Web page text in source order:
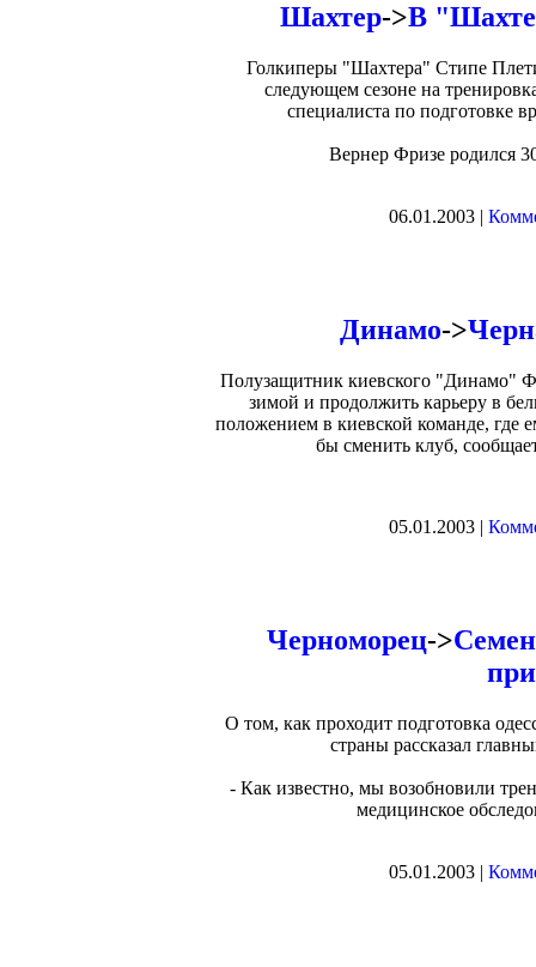
Шахтер->В
Голкиперы "Шахтера" Стипе
следующем сезоне на
специалиста по подготовке
Вернер Фризе родился
06.01.2003 |
Динамо->
Полузащитник киевского "Динамо"
зимой и продолжить карьеру в
положением в киевской команде, где
бы сменить клуб,
05.01.2003 |
Черноморец->
О том, как проходит подготовка
страны рассказал
- Как известно, мы возобновили
медицинское
05.01.2003 |